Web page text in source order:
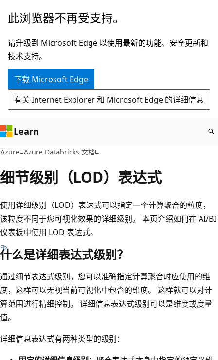
跳
主
要
内
此浏览器不再受支持。
请升级到 Microsoft Edge 以使用最新的功能、安全更新和
技术支持。
下载 Microsoft Edge
有关 Internet Explorer 和 Microsoft Edge 的详细信息
Learn
Azure Azure Databricks 文档
细节级别（LOD）表达式
使用详细级别（LOD）表达式可以指定一个计算聚合的粒度，
该粒度不同于您可视化效果的详细级别。 本页介绍如何在 AI/BI
仪表板中使用 LOD 表达式。
什么是详细表达式级别？
通过细节表达式级别，您可以准确指定计算聚合时应使用的维
度，这样可以无视当前可视化中包含的维度。 这样就可以对计
算范围进行精细控制。 详细信息表达式级别可以是维度或度量
值。
详细信息表达式有两种类型的级别：